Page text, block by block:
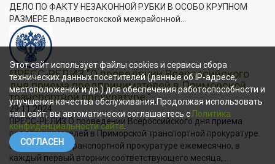
ДЕЛО ПО ФАКТУ НЕЗАКОННОЙ РУБКИ В ОСОБО КРУПНОМ
РАЗМЕРЕ Владивостокской межрайонной...
ПРЕСС-РЕЛИЗ "О проведении Всероссийского
дня приема предпринимателей в Приморской
транспортной прокуратуре."
29.11.2024
ПРЕСС-РЕЛИЗ О проведении Всероссийского дня приема
предпринимателей в Приморской транспортной прокуратуре.
В Приморской транспортной прокуратуре ежемесячно, в
каждый первый вторник соответствующего месяца,...
Этот сайт использует файлы cookies и сервисы сбора
технических данных посетителей (данные об IP-адресе,
местоположении и др.) для обеспечения работоспособности и
улучшения качества обслуживания.Продолжая использовать
наш сайт, вы автоматически соглашаетесь с Политика
конфиденциальности сайта.
СОГЛАСЕН